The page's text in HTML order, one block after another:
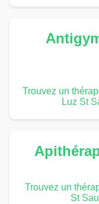
Trouvez un
Luz St
Trouvez un
St